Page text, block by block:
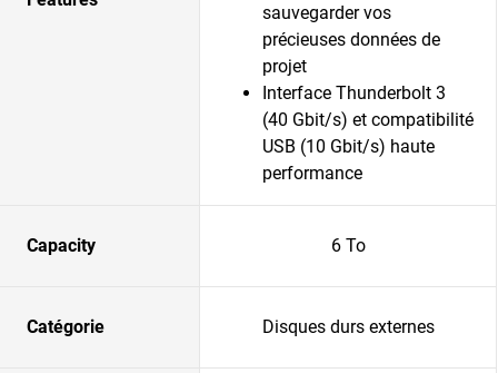
sauvegarder vos
précieuses données de
projet
Interface Thunderbolt 3
(40 Gbit/s) et compatibilité
USB (10 Gbit/s) haute
performance
Capacity 6 To
Catégorie Disques durs externes